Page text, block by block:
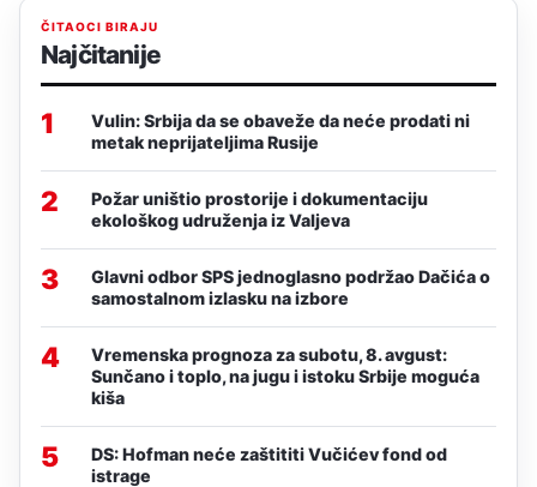
ČITAOCI BIRAJU
Najčitanije
1
Vulin: Srbija da se obaveže da neće prodati ni
metak neprijateljima Rusije
2
Požar uništio prostorije i dokumentaciju
ekološkog udruženja iz Valjeva
3
Glavni odbor SPS jednoglasno podržao Dačića o
samostalnom izlasku na izbore
4
Vremenska prognoza za subotu, 8. avgust:
Sunčano i toplo, na jugu i istoku Srbije moguća
kiša
5
DS: Hofman neće zaštititi Vučićev fond od
istrage